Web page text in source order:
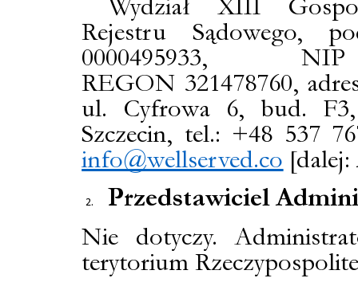
Wydział XIII
Rejestru Sądowego,
0000495933,
REGON 321478760,
ul. Cyfrowa 6, bud.
Szczecin, tel.: +48 537
info@wellserved.co [dalej:
Przedstawiciel
Nie dotyczy.
terytorium